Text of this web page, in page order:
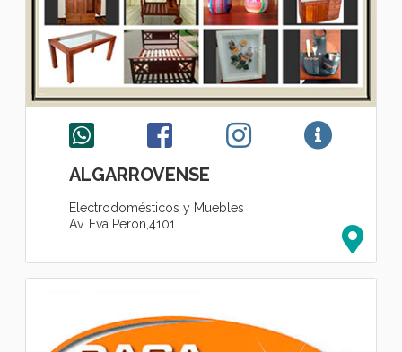
ALGARROVENSE
Electrodomésticos y Muebles
Av. Eva Peron,4101